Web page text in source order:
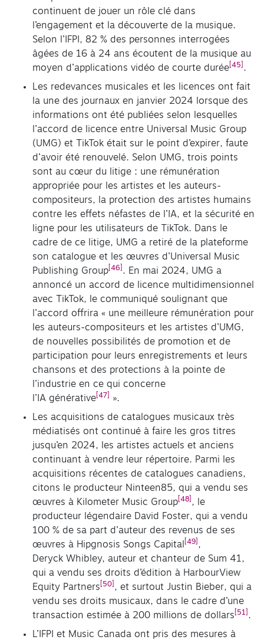
continuent de jouer un rôle clé dans
l’engagement et la découverte de la musique.
Selon l’IFPI, 82 % des personnes interrogées
âgées de 16 à 24 ans écoutent de la musique au
moyen d’applications vidéo de courte durée [45] .
Les redevances musicales et les licences ont fait
la une des journaux en janvier 2024 lorsque des
informations ont été publiées selon lesquelles
l’accord de licence entre Universal Music Group
(UMG) et TikTok était sur le point d’expirer, faute
d’avoir été renouvelé. Selon UMG, trois points
sont au cœur du litige : une rémunération
appropriée pour les artistes et les auteurs-
compositeurs, la protection des artistes humains
contre les effets néfastes de l’IA, et la sécurité en
ligne pour les utilisateurs de TikTok. Dans le
cadre de ce litige, UMG a retiré de la plateforme
son catalogue et les œuvres d’Universal Music
Publishing Group [46] . En mai 2024, UMG a
annoncé un accord de licence multidimensionnel
avec TikTok, le communiqué soulignant que
l’accord offrira « une meilleure rémunération pour
les auteurs-compositeurs et les artistes d’UMG,
de nouvelles possibilités de promotion et de
participation pour leurs enregistrements et leurs
chansons et des protections à la pointe de
l’industrie en ce qui concerne
l’IA générative [47]
».
Les acquisitions de catalogues musicaux très
médiatisés ont continué à faire les gros titres
jusqu’en 2024, les artistes actuels et anciens
continuant à vendre leur répertoire. Parmi les
acquisitions récentes de catalogues canadiens,
citons le producteur Ninteen85, qui a vendu ses
œuvres à Kilometer Music Group [48] , le
producteur légendaire David Foster, qui a vendu
100 % de sa part d’auteur des revenus de ses
œuvres à Hipgnosis Songs Capital
[49] ,
Deryck Whibley, auteur et chanteur de Sum 41,
qui a vendu ses droits d’édition à HarbourView
Equity Partners [50] , et surtout Justin Bieber, qui a
vendu ses droits musicaux, dans le cadre d’une
transaction estimée à 200 millions de dollars [51] .
L’IFPI et Music Canada ont pris des mesures à